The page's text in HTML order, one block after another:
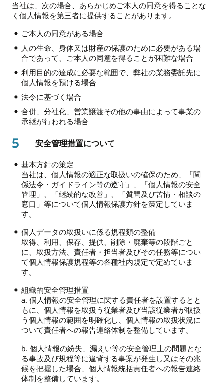
当社は、次の場合、あらかじめご本人の同意を得ることな
く個人情報を第三者に提供することがあります。
ご本人の同意がある場合
人の生命、身体又は財産の保護のために必要がある場
合であって、ご本人の同意を得ることが困難な場合
利用目的の達成に必要な範囲で、弊社の業務委託先に
個人情報を預ける場合
法令に基づく場合
合併、分社化、営業譲渡その他の事由によって事業の
承継が行われる場合
5 安全管理措置について
基本方針の策定
当社は、個人情報の適正な取扱いの確保のため、「関
係法令・ガイドライン等の遵守」、「個人情報の安全
管理」、「継続的な改善」、「質問及び苦情・相談の
窓口」等について個人情報保護方針を策定していま
す。
個人データの取扱いに係る規程類の整備
取得、利用、保存、提供、削除・廃棄等の段階ごと
に、取扱方法、責任者・担当者及びその任務等につい
て個人情報保護規程等の各種社内規定で定めていま
す。
組織的安全管理措置
a. 個人情報の安全管理に関する責任者を設置するとと
もに、個人情報を取扱う従業者及び当該従業者が取扱
う個人情報の範囲を明確化し、個人情報の取扱状況に
ついて責任者への報告連絡体制を整備しています。
b. 個人情報の紛失、漏えい等の安全管理上の問題とな
る事故及び規程等に違背する事案が発生し又はその兆
候を把握した場合、個人情報統括責任者への報告連絡
体制を整備しています。